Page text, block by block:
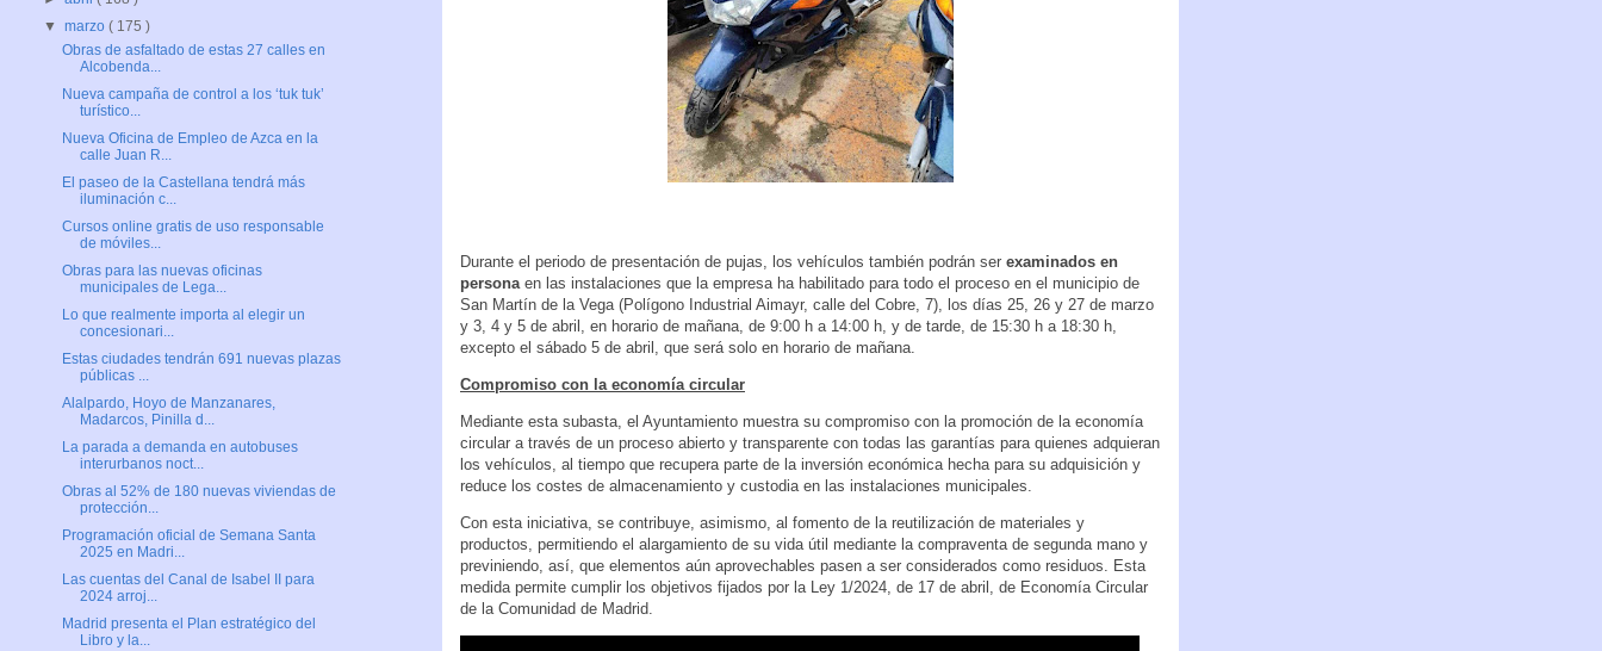
Durante el periodo de presentación de pujas, los vehículos también podrán ser examinados en
persona en las instalaciones que la empresa ha habilitado para todo el proceso en el municipio de
San Martín de la Vega (Polígono Industrial Aimayr, calle del Cobre, 7), los días 25, 26 y 27 de marzo
y 3, 4 y 5 de abril, en horario de mañana, de 9:00 h a 14:00 h, y de tarde, de 15:30 h a 18:30 h,
excepto el sábado 5 de abril, que será solo en horario de mañana.
Compromiso con la economía circular
Mediante esta subasta, el Ayuntamiento muestra su compromiso con la promoción de la economía
circular a través de un proceso abierto y transparente con todas las garantías para quienes adquieran
los vehículos, al tiempo que recupera parte de la inversión económica hecha para su adquisición y
reduce los costes de almacenamiento y custodia en las instalaciones municipales.
Con esta iniciativa, se contribuye, asimismo, al fomento de la reutilización de materiales y
productos, permitiendo el alargamiento de su vida útil mediante la compraventa de segunda mano y
previniendo, así, que elementos aún aprovechables pasen a ser considerados como residuos. Esta
medida permite cumplir los objetivos fijados por la Ley 1/2024, de 17 de abril, de Economía Circular
de la Comunidad de Madrid.
▼marzo( 175 )
Obras de asfaltado de estas 27 calles en
Alcobenda...
Nueva campaña de control a los ‘tuk tuk’
turístico...
Nueva Oficina de Empleo de Azca en la
calle Juan R...
El paseo de la Castellana tendrá más
iluminación c...
Cursos online gratis de uso responsable
de móviles...
Obras para las nuevas oficinas
municipales de Lega...
Lo que realmente importa al elegir un
concesionari...
Estas ciudades tendrán 691 nuevas plazas
públicas ...
Alalpardo, Hoyo de Manzanares,
Madarcos, Pinilla d...
La parada a demanda en autobuses
interurbanos noct...
Obras al 52% de 180 nuevas viviendas de
protección...
Programación oficial de Semana Santa
2025 en Madri...
Las cuentas del Canal de Isabel II para
2024 arroj...
Madrid presenta el Plan estratégico del
Libro y la...